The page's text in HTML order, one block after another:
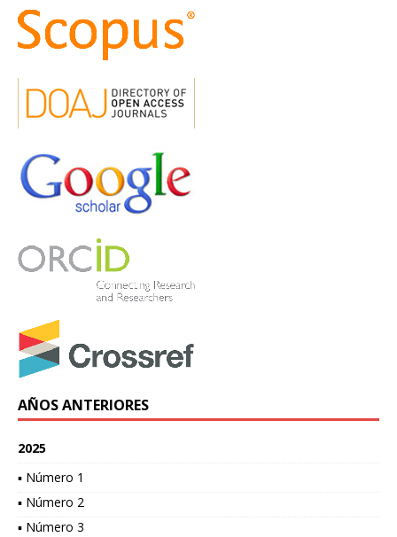
AÑOS ANTERIORES
2025
▪ Número 1
▪ Número 2
▪ Número 3